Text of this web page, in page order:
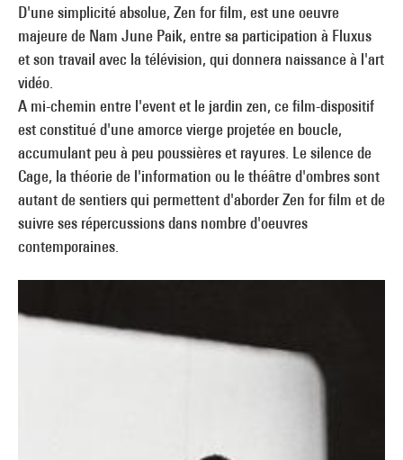
D'une simplicité absolue, Zen for film, est une oeuvre
majeure de Nam June Paik, entre sa participation à Fluxus
et son travail avec la télévision, qui donnera naissance à l'art
vidéo.
A mi-chemin entre l'event et le jardin zen, ce film-dispositif
est constitué d'une amorce vierge projetée en boucle,
accumulant peu à peu poussières et rayures. Le silence de
Cage, la théorie de l'information ou le théâtre d'ombres sont
autant de sentiers qui permettent d'aborder Zen for film et de
suivre ses répercussions dans nombre d'oeuvres
contemporaines.